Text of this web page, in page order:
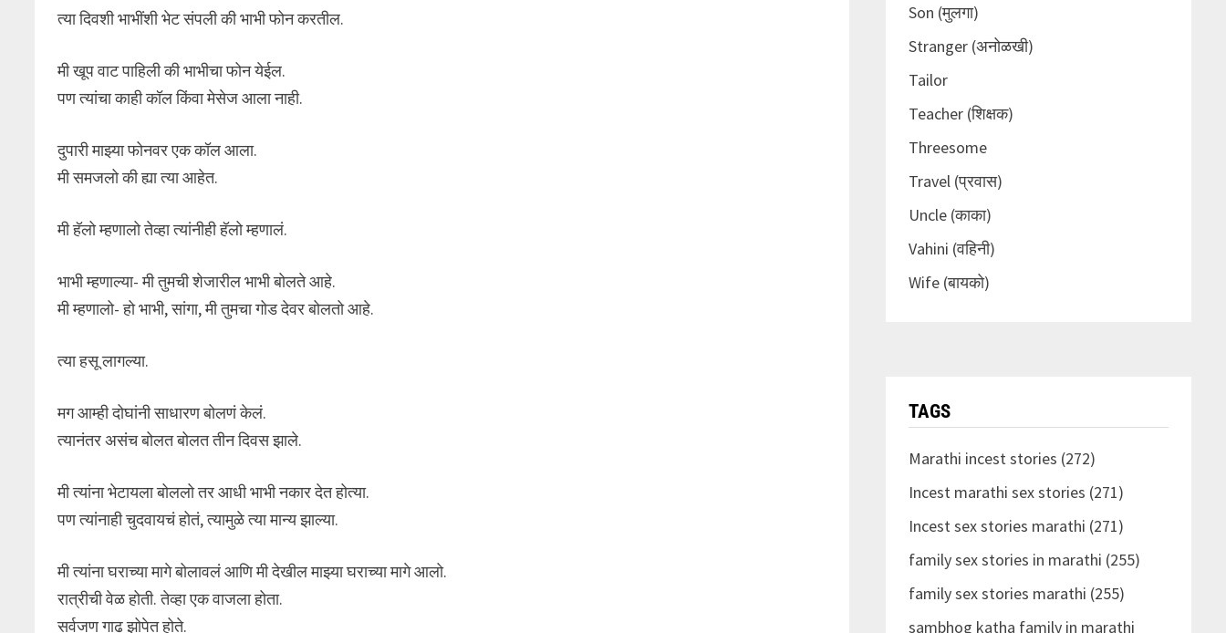
त्या दिवशी भाभींशी भेट संपली की भाभी फोन करतील.
मी खूप वाट पाहिली की भाभीचा फोन येईल.
पण त्यांचा काही कॉल किंवा मेसेज आला नाही.
दुपारी माझ्या फोनवर एक कॉल आला.
मी समजलो की ह्या त्या आहेत.
मी हॅलो म्हणालो तेव्हा त्यांनीही हॅलो म्हणालं.
भाभी म्हणाल्या- मी तुमची शेजारील भाभी बोलते आहे.
मी म्हणालो- हो भाभी, सांगा, मी तुमचा गोड देवर बोलतो आहे.
त्या हसू लागल्या.
मग आम्ही दोघांनी साधारण बोलणं केलं.
त्यानंतर असंच बोलत बोलत तीन दिवस झाले.
मी त्यांना भेटायला बोललो तर आधी भाभी नकार देत होत्या.
पण त्यांनाही चुदवायचं होतं, त्यामुळे त्या मान्य झाल्या.
मी त्यांना घराच्या मागे बोलावलं आणि मी देखील माझ्या घराच्या मागे आलो.
रात्रीची वेळ होती. तेव्हा एक वाजला होता.
सर्वजण गाढ झोपेत होते.
Son (मुलगा)
Stranger (अनोळखी)
Tailor
Teacher (शिक्षक)
Threesome
Travel (प्रवास)
Uncle (काका)
Vahini (वहिनी)
Wife (बायको)
TAGS
Marathi incest stories (272)
Incest marathi sex stories (271)
Incest sex stories marathi (271)
family sex stories in marathi (255)
family sex stories marathi (255)
sambhog katha family in marathi